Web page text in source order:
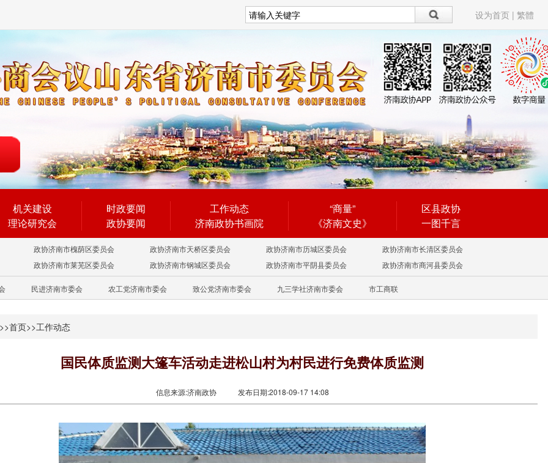
设为首页 | 繁體
机关建设
理论研究会
时政要闻
政协要闻
工作动态
济南政协书画院
“商量”
《济南文史》
区县政协
一图千言
政协济南市槐荫区委员会 政协济南市天桥区委员会 政协济南市历城区委员会
政协济南市长清区委员会
政协济南市莱芜区委员会
政协济南市钢城区委员会 政协济南市平阴县委员会 政协济南市商河县委员会
民进济南市委会 农工党济南市委会 致公党济南市委会 九三学社济南市委会 市工商联
首页>>工作动态
国民体质监测大篷车活动走进松山村为村民进行免费体质监测
信息来源:济南政协 发布日期:2018-09-17 14:08